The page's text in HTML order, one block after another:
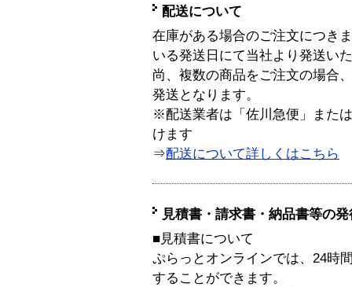
配送について
在庫がある場合のご注文につき
いる発送日にて当社より発送い
尚、複数の商品をご注文の場合
発送となります。
※配送業者は「佐川急便」また
けます
⇒配送について詳しくはこちら
見積書・請求書・納品書等の
■見積書について
ぷらっとオンラインでは、24時
することができます。